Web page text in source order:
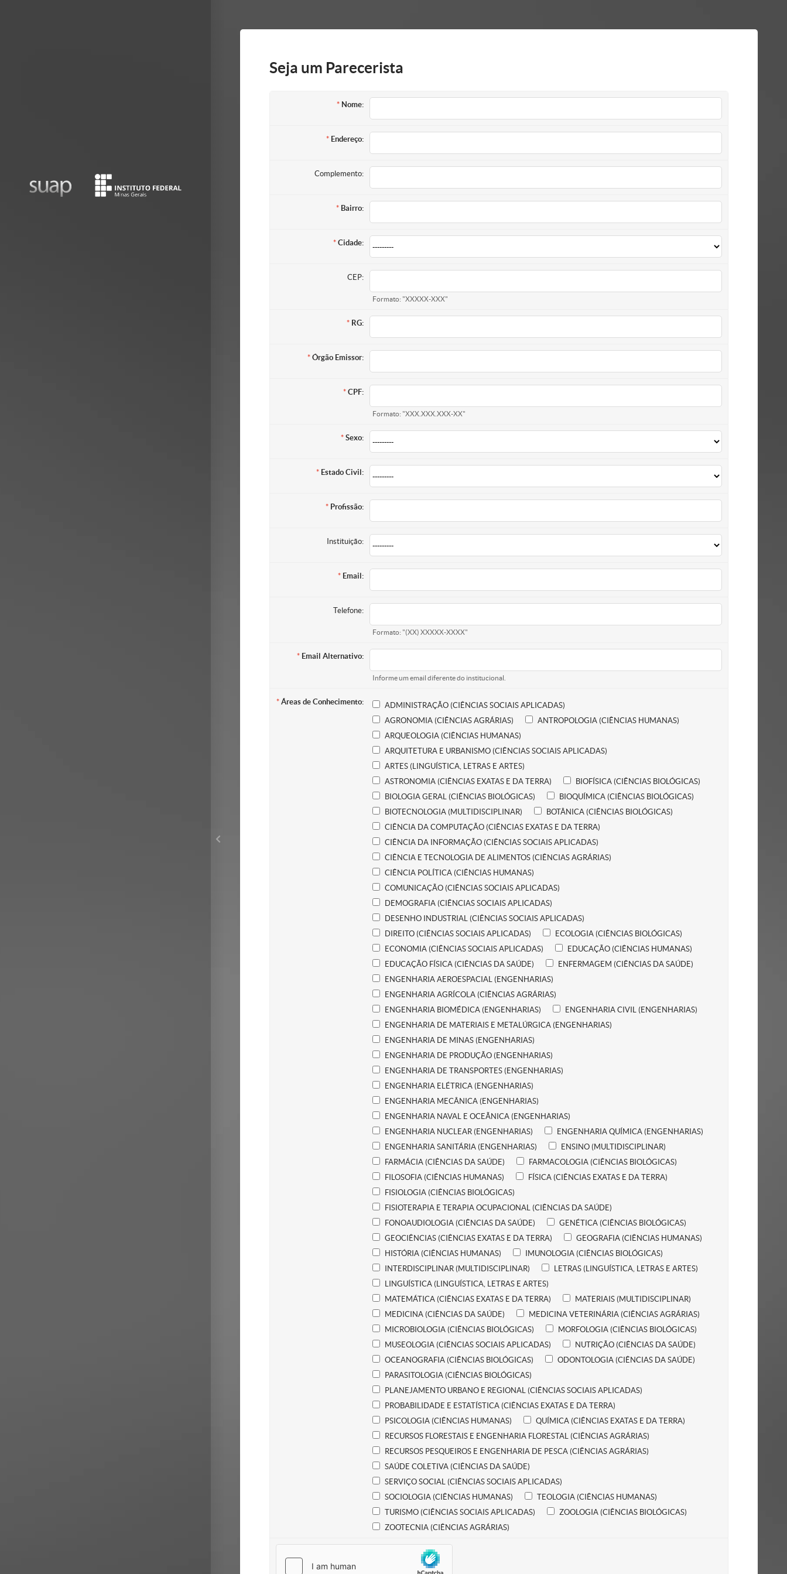
Seja um Parecerista
Nome:
Endereço:
Complemento:
Bairro:
Cidade:
CEP:
Formato: "XXXXX-XXX"
RG:
Órgão Emissor:
CPF:
Formato: "XXX.XXX.XXX-XX"
Sexo:
Estado Civil:
Profissão:
Instituição:
Email:
Telefone:
Formato: "(XX) XXXXX-XXXX"
Email Alternativo:
Informe um email diferente do institucional.
Áreas de Conhecimento:
ADMINISTRAÇÃO (CIÊNCIAS SOCIAIS APLICADAS)
AGRONOMIA (CIÊNCIAS AGRÁRIAS)
ANTROPOLOGIA (CIÊNCIAS HUMANAS)
ARQUEOLOGIA (CIÊNCIAS HUMANAS)
ARQUITETURA E URBANISMO (CIÊNCIAS SOCIAIS APLICADAS)
ARTES (LINGUÍSTICA, LETRAS E ARTES)
ASTRONOMIA (CIÊNCIAS EXATAS E DA TERRA)
BIOFÍSICA (CIÊNCIAS BIOLÓGICAS)
BIOLOGIA GERAL (CIÊNCIAS BIOLÓGICAS)
BIOQUÍMICA (CIÊNCIAS BIOLÓGICAS)
BIOTECNOLOGIA (MULTIDISCIPLINAR)
BOTÂNICA (CIÊNCIAS BIOLÓGICAS)
CIÊNCIA DA COMPUTAÇÃO (CIÊNCIAS EXATAS E DA TERRA)
CIÊNCIA DA INFORMAÇÃO (CIÊNCIAS SOCIAIS APLICADAS)
CIÊNCIA E TECNOLOGIA DE ALIMENTOS (CIÊNCIAS AGRÁRIAS)
CIÊNCIA POLÍTICA (CIÊNCIAS HUMANAS)
COMUNICAÇÃO (CIÊNCIAS SOCIAIS APLICADAS)
DEMOGRAFIA (CIÊNCIAS SOCIAIS APLICADAS)
DESENHO INDUSTRIAL (CIÊNCIAS SOCIAIS APLICADAS)
DIREITO (CIÊNCIAS SOCIAIS APLICADAS)
ECOLOGIA (CIÊNCIAS BIOLÓGICAS)
ECONOMIA (CIÊNCIAS SOCIAIS APLICADAS)
EDUCAÇÃO (CIÊNCIAS HUMANAS)
EDUCAÇÃO FÍSICA (CIÊNCIAS DA SAÚDE)
ENFERMAGEM (CIÊNCIAS DA SAÚDE)
ENGENHARIA AEROESPACIAL (ENGENHARIAS)
ENGENHARIA AGRÍCOLA (CIÊNCIAS AGRÁRIAS)
ENGENHARIA BIOMÉDICA (ENGENHARIAS)
ENGENHARIA CIVIL (ENGENHARIAS)
ENGENHARIA DE MATERIAIS E METALÚRGICA (ENGENHARIAS)
ENGENHARIA DE MINAS (ENGENHARIAS)
ENGENHARIA DE PRODUÇÃO (ENGENHARIAS)
ENGENHARIA DE TRANSPORTES (ENGENHARIAS)
ENGENHARIA ELÉTRICA (ENGENHARIAS)
ENGENHARIA MECÂNICA (ENGENHARIAS)
ENGENHARIA NAVAL E OCEÃNICA (ENGENHARIAS)
ENGENHARIA NUCLEAR (ENGENHARIAS)
ENGENHARIA QUÍMICA (ENGENHARIAS)
ENGENHARIA SANITÁRIA (ENGENHARIAS)
ENSINO (MULTIDISCIPLINAR)
FARMÁCIA (CIÊNCIAS DA SAÚDE)
FARMACOLOGIA (CIÊNCIAS BIOLÓGICAS)
FILOSOFIA (CIÊNCIAS HUMANAS)
FÍSICA (CIÊNCIAS EXATAS E DA TERRA)
FISIOLOGIA (CIÊNCIAS BIOLÓGICAS)
FISIOTERAPIA E TERAPIA OCUPACIONAL (CIÊNCIAS DA SAÚDE)
FONOAUDIOLOGIA (CIÊNCIAS DA SAÚDE)
GENÉTICA (CIÊNCIAS BIOLÓGICAS)
GEOCIÊNCIAS (CIÊNCIAS EXATAS E DA TERRA)
GEOGRAFIA (CIÊNCIAS HUMANAS)
HISTÓRIA (CIÊNCIAS HUMANAS)
IMUNOLOGIA (CIÊNCIAS BIOLÓGICAS)
INTERDISCIPLINAR (MULTIDISCIPLINAR)
LETRAS (LINGUÍSTICA, LETRAS E ARTES)
LINGUÍSTICA (LINGUÍSTICA, LETRAS E ARTES)
MATEMÁTICA (CIÊNCIAS EXATAS E DA TERRA)
MATERIAIS (MULTIDISCIPLINAR)
MEDICINA (CIÊNCIAS DA SAÚDE)
MEDICINA VETERINÁRIA (CIÊNCIAS AGRÁRIAS)
MICROBIOLOGIA (CIÊNCIAS BIOLÓGICAS)
MORFOLOGIA (CIÊNCIAS BIOLÓGICAS)
MUSEOLOGIA (CIÊNCIAS SOCIAIS APLICADAS)
NUTRIÇÃO (CIÊNCIAS DA SAÚDE)
OCEANOGRAFIA (CIÊNCIAS BIOLÓGICAS)
ODONTOLOGIA (CIÊNCIAS DA SAÚDE)
PARASITOLOGIA (CIÊNCIAS BIOLÓGICAS)
PLANEJAMENTO URBANO E REGIONAL (CIÊNCIAS SOCIAIS APLICADAS)
PROBABILIDADE E ESTATÍSTICA (CIÊNCIAS EXATAS E DA TERRA)
PSICOLOGIA (CIÊNCIAS HUMANAS)
QUÍMICA (CIÊNCIAS EXATAS E DA TERRA)
RECURSOS FLORESTAIS E ENGENHARIA FLORESTAL (CIÊNCIAS AGRÁRIAS)
RECURSOS PESQUEIROS E ENGENHARIA DE PESCA (CIÊNCIAS AGRÁRIAS)
SAÚDE COLETIVA (CIÊNCIAS DA SAÚDE)
SERVIÇO SOCIAL (CIÊNCIAS SOCIAIS APLICADAS)
SOCIOLOGIA (CIÊNCIAS HUMANAS)
TEOLOGIA (CIÊNCIAS HUMANAS)
TURISMO (CIÊNCIAS SOCIAIS APLICADAS)
ZOOLOGIA (CIÊNCIAS BIOLÓGICAS)
ZOOTECNIA (CIÊNCIAS AGRÁRIAS)